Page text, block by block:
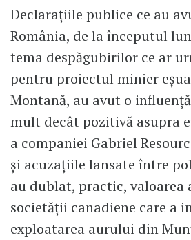
Declarațiile publice ce au
România, de la începutul
tema despăgubirilor ce ar
pentru proiectul minier
Montană, au avut o
mult decât pozitivă asupra
a companiei Gabriel
și acuzațiile lansate între
au dublat, practic,
societății canadiene care a
exploatarea aurului din